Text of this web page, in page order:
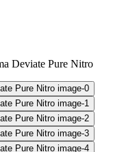
Deviate Pure Nitro